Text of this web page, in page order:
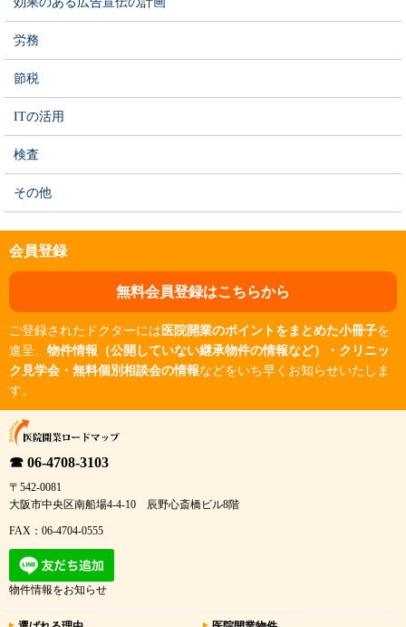
労務
節税
ITの活用
検査
その他
会員登録
無料会員登録はこちらから
ご登録されたドクターには 医院開業のポイントをまとめた小冊子を
進呈、 物件情報（公開していない継承物件の情報など）・クリニッ
ク見学会・無料個別相談会の情報などをいち早くお知らせいたしま
す。
☎ 06-4708-3103
〒542-0081
大阪市中央区南船場4-4-10 辰野心斎橋ビル8階
FAX：06-4704-0555
物件情報をお知らせ